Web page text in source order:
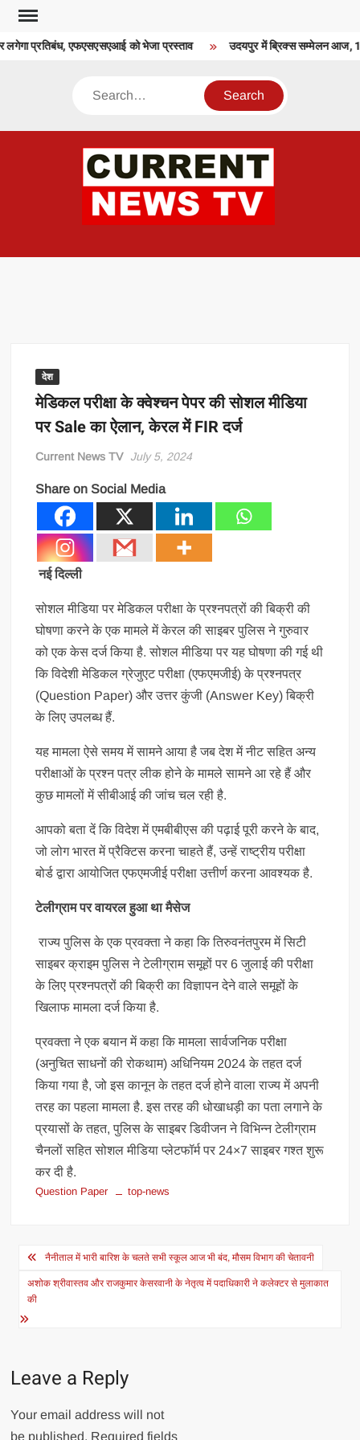
Skip
content
लगेगा प्रतिबंध, एफएसएसएआई को भेजा प्रस्ताव उदयपुर में ब्रिक्स सम्मेलन आज, 15
Search
देश
मेडिकल परीक्षा के क्वेश्चन पेपर की सोशल मीडिया
पर Sale का ऐलान, केरल में FIR दर्ज
Current News TV July 5, 2024
Share on Social Media
नई दिल्ली
सोशल मीडिया पर मेडिकल परीक्षा के प्रश्नपत्रों की बिक्री की
घोषणा करने के एक मामले में केरल की साइबर पुलिस ने गुरुवार
को एक केस दर्ज किया है. सोशल मीडिया पर यह घोषणा की गई थी
कि विदेशी मेडिकल ग्रेजुएट परीक्षा (एफएमजीई) के प्रश्नपत्र
(Question Paper) और उत्तर कुंजी (Answer Key) बिक्री
के लिए उपलब्ध हैं.
यह मामला ऐसे समय में सामने आया है जब देश में नीट सहित अन्य
परीक्षाओं के प्रश्न पत्र लीक होने के मामले सामने आ रहे हैं और
कुछ मामलों में सीबीआई की जांच चल रही है.
आपको बता दें कि विदेश में एमबीबीएस की पढ़ाई पूरी करने के बाद,
जो लोग भारत में प्रैक्टिस करना चाहते हैं, उन्हें राष्ट्रीय परीक्षा
बोर्ड द्वारा आयोजित एफएमजीई परीक्षा उत्तीर्ण करना आवश्यक है.
टेलीग्राम पर वायरल हुआ था मैसेज
राज्य पुलिस के एक प्रवक्ता ने कहा कि तिरुवनंतपुरम में सिटी
साइबर क्राइम पुलिस ने टेलीग्राम समूहों पर 6 जुलाई की परीक्षा
के लिए प्रश्नपत्रों की बिक्री का विज्ञापन देने वाले समूहों के
खिलाफ मामला दर्ज किया है.
प्रवक्ता ने एक बयान में कहा कि मामला सार्वजनिक परीक्षा
(अनुचित साधनों की रोकथाम) अधिनियम 2024 के तहत दर्ज
किया गया है, जो इस कानून के तहत दर्ज होने वाला राज्य में अपनी
तरह का पहला मामला है. इस तरह की धोखाधड़ी का पता लगाने के
प्रयासों के तहत, पुलिस के साइबर डिवीजन ने विभिन्न टेलीग्राम
चैनलों सहित सोशल मीडिया प्लेटफॉर्म पर 24×7 साइबर गश्त शुरू
कर दी है.
Question Paper top-news
Post
navigation
नैनीताल में भारी बारिश के चलते सभी स्कूल आज भी बंद, मौसम विभाग की चेतावनी
अशोक श्रीवास्तव और राजकुमार केसरवानी के नेतृत्व में पदाधिकारी ने कलेक्टर से मुलाकात
की
Leave a Reply
Your email address will not
be published. Required fields